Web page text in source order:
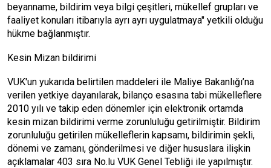
beyanname, bildirim veya bilgi çeşitleri, mükellef grupları ve
faaliyet konuları itibarıyla ayrı ayrı uygulatmaya" yetkili olduğu
hükme bağlanmıştır.
Kesin Mizan bildirimi
VUK'un yukarıda belirtilen maddeleri ile Maliye Bakanlığı’na
verilen yetkiye dayanılarak, bilanço esasına tabi mükelleflere
2010 yılı ve takip eden dönemler için elektronik ortamda
kesin mizan bildirimi verme zorunluluğu getirilmiştir. Bildirim
zorunluluğu getirilen mükelleflerin kapsamı, bildirimin şekli,
dönemi ve zamanı, gönderilmesi ve diğer hususlara ilişkin
açıklamalar 403 sıra No.lu VUK Genel Tebliği ile yapılmıştır.